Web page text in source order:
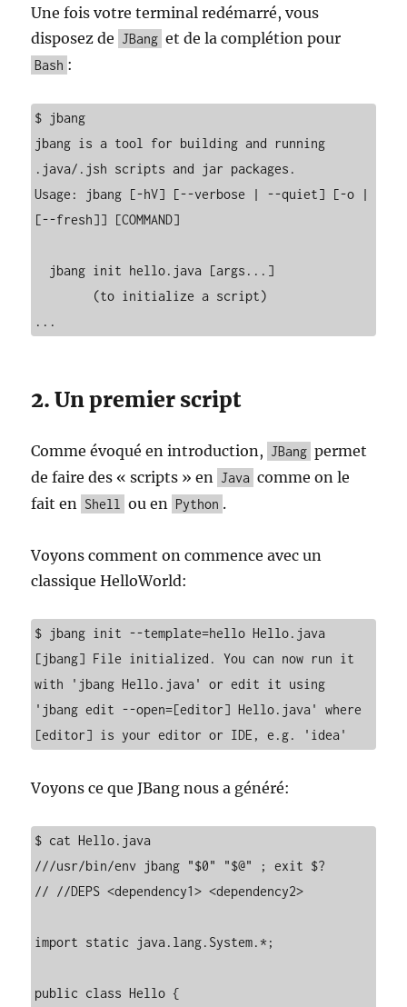
Une fois votre terminal redémarré, vous
disposez de JBang et de la complétion pour
Bash :
$ jbang
jbang is a tool for building and running
.java/.jsh scripts and jar packages.
Usage: jbang [-hV] [--verbose | --quiet] [-o |
[--fresh]] [COMMAND]
...
2. Un premier script
Comme évoqué en introduction, JBang permet
de faire des « scripts » en Java comme on le
fait en Shell ou en Python .
Voyons comment on commence avec un
classique HelloWorld:
$ jbang init --template=hello Hello.java
[jbang] File initialized. You can now run it
with 'jbang Hello.java' or edit it using
'jbang edit --open=[editor] Hello.java' where
[editor] is your editor or IDE, e.g. 'idea'
Voyons ce que JBang nous a généré:
$ cat Hello.java
///usr/bin/env jbang "$0" "$@" ; exit $?
// //DEPS <dependency1> <dependency2>
import static java.lang.System.*;
public class Hello {